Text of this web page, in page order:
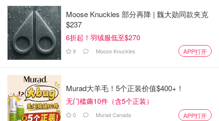
登录
Go Train购票
页面，填入你的始发站和目的地站，选
择乘车人数，可以查看票价。
Moose Knuckles 部分再降 | 魏大勋同款夹克
$237
6折起！羽绒服低至$270
9 Moose Knuckles APP打开
Murad大羊毛！5个正装价值$400+！
无门槛薅10件（含5个正装）
0 Murad Canada APP打开